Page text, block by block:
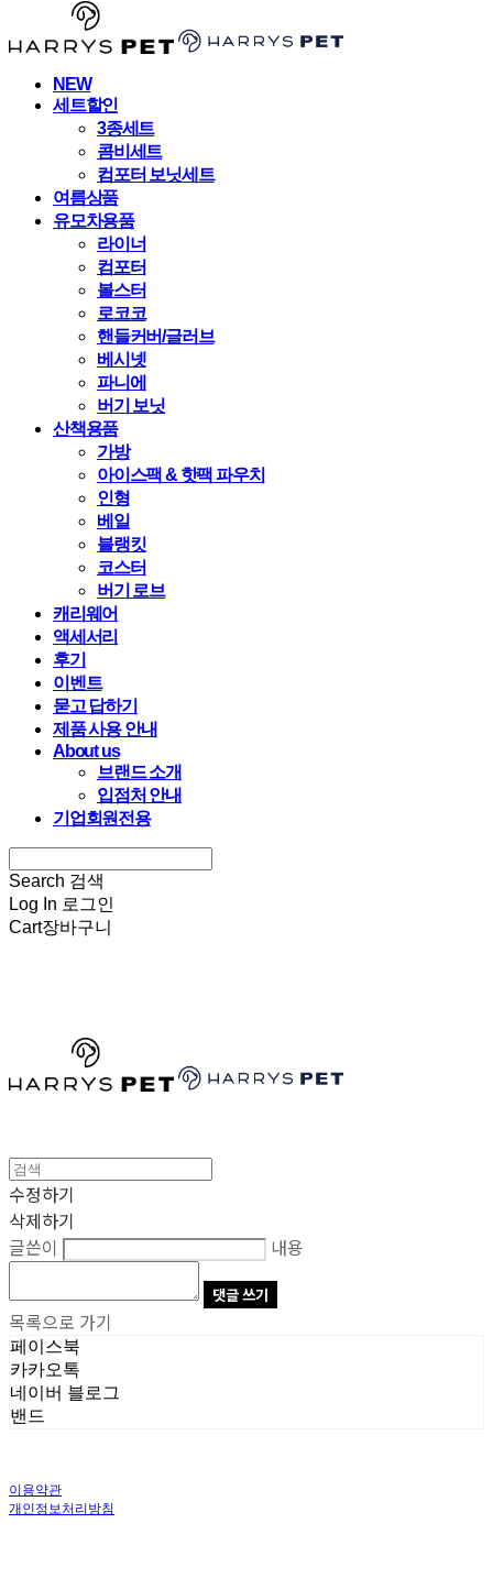
NEW
세트할인
3종세트
콤비세트
컴포터 보닛세트
여름상품
유모차용품
라이너
컴포터
볼스터
로코코
핸들커버/글러브
베시넷
파니에
버기 보닛
산책용품
가방
아이스팩 & 핫팩 파우치
인형
베일
블랭킷
코스터
버기 로브
캐리웨어
액세서리
후기
이벤트
묻고 답하기
제품 사용 안내
About us
브랜드 소개
입점처 안내
기업회원전용
Search 검색
Log In 로그인
Cart장바구니
수정하기
삭제하기
글쓴이
내용
댓글 쓰기
목록으로 가기
페이스북
카카오톡
네이버 블로그
밴드
이용약관
개인정보처리방침